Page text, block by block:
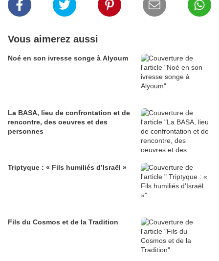
Vous aimerez aussi
Noé en son ivresse songe à Alyoum
La BASA, lieu de confrontation et de
rencontre, des oeuvres et des
personnes
Triptyque : « Fils humiliés d’Israël »
Fils du Cosmos et de la Tradition